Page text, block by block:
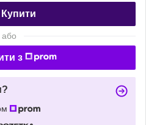
Купити
або
з